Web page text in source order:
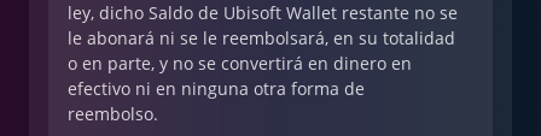
ley, dicho Saldo de Ubisoft Wallet restante no se
le abonará ni se le reembolsará, en su totalidad
o en parte, y no se convertirá en dinero en
efectivo ni en ninguna otra forma de
reembolso.